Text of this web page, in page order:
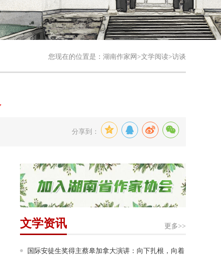
您现在的位置是： 湖南作家网 >文学阅读>访谈
分享到：
更多>>
文学资讯
国际安徒生奖得主蔡皋加拿大演讲：向下扎根，向着